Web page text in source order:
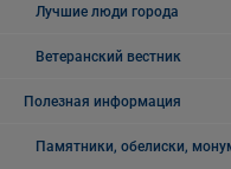
Лучшие люди города
Ветеранский вестник
Полезная информация
Памятники, обелиски,